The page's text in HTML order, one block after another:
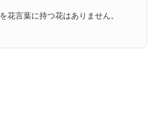
を花言葉に持つ花はありません。